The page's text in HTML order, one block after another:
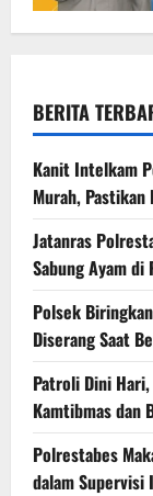
BERITA
Kanit Intelkam
Murah,
Jatanras
Sabung Ayam di
Polsek
Diserang Saat
Patroli Dini
Kamtibmas dan
Polrestabes
dalam Supervisi